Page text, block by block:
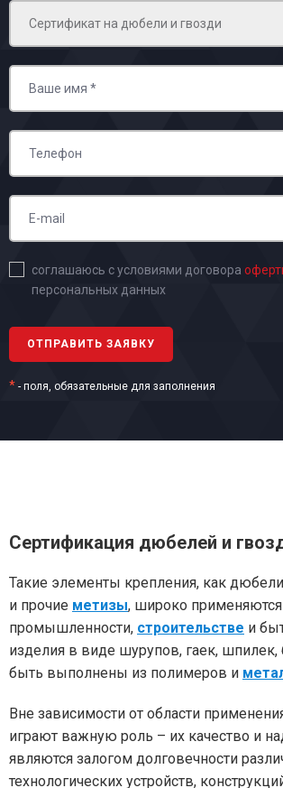
соглашаюсь с условиями договора
персональных данных
* - поля, обязательные для заполнения
Сертификация дюбелей и
Такие элементы крепления, как
и прочие метизы, широко
промышленности, строительстве и
изделия в виде шурупов, гаек, шпилек,
быть выполнены из полимеров и
Вне зависимости от области
играют важную роль – их качество и
являются залогом долговечности
технологических устройств,